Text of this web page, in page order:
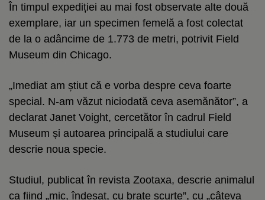
În timpul expediției au mai fost observate alte două
exemplare, iar un specimen femelă a fost colectat
de la o adâncime de 1.773 de metri, potrivit Field
Museum din Chicago.
„Imediat am știut că e vorba despre ceva foarte
special. N-am văzut niciodată ceva asemănător”, a
declarat Janet Voight, cercetător în cadrul Field
Museum și autoarea principală a studiului care
descrie noua specie.
Studiul, publicat în revista Zootaxa, descrie animalul
ca fiind „mic, îndesat, cu brațe scurte”, cu „câteva